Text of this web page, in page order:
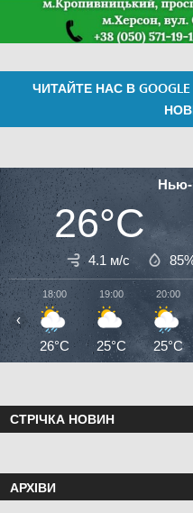
ЧИТАЙТЕ НАС В
26°C
4.1 м/с
18:00
26°C
19:00
25°C
20:00
25°C
‹
СТРІЧКА НОВИН
АРХІВИ